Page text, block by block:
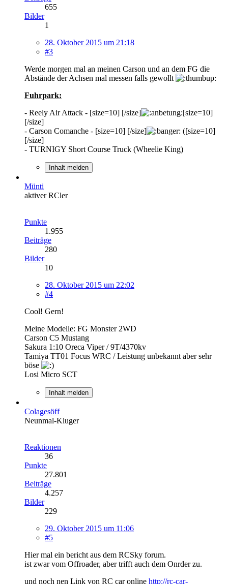
655
Bilder
1
28. Oktober 2015 um 21:18
#3
Werde morgen mal an meinen Carson und an dem FG die
Abstände der Achsen mal messen falls gewollt
Fuhrpark:
- Reely Air Attack - [size=10] [/size]
[size=10]
[/size]
- Carson Comanche - [size=10] [/size]
([size=10]
[/size]
- TURNIGY Short Course Truck (Wheelie King)
Inhalt melden
Münti
aktiver RCler
Punkte
1.955
Beiträge
280
Bilder
10
28. Oktober 2015 um 22:02
#4
Cool! Gern!
Meine Modelle: FG Monster 2WD
Carson C5 Mustang
Sakura 1:10 Oreca Viper / 9T/4370kv
Tamiya TT01 Focus WRC / Leistung unbekannt aber sehr
böse
Losi Micro SCT
Inhalt melden
Colagesöff
Neunmal-Kluger
Reaktionen
36
Punkte
27.801
Beiträge
4.257
Bilder
229
29. Oktober 2015 um 11:06
#5
Hier mal ein bericht aus dem RCSky forum.
ist zwar vom Offroader, aber trifft auch dem Onrder zu.
und noch nen Link von RC car online http://rc-car-